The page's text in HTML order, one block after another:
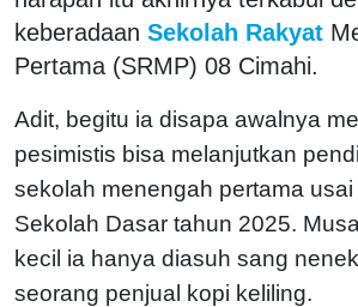
keberadaan Sekolah Rakyat
Pertama (SRMP) 08 Cimahi.
Adit, begitu ia disapa awalnya
pesimistis bisa melanjutkan
sekolah menengah pertama
Sekolah Dasar tahun 2025.
kecil ia hanya diasuh sang
seorang penjual kopi keliling.